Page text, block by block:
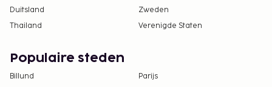
Duitsland
Zweden
Thailand
Verenigde Staten
Populaire steden
Billund
Parijs